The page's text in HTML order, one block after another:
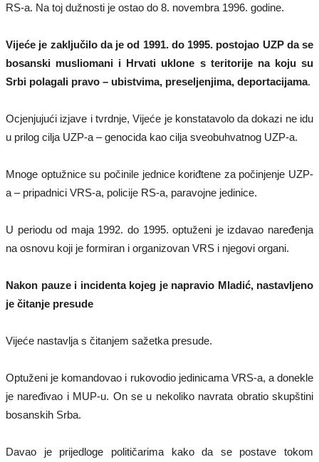
RS-a. Na toj dužnosti je ostao do 8. novembra 1996. godine.
Vijeće je zaključilo da je od 1991. do 1995. postojao UZP da se
bosanski musliomani i Hrvati uklone s teritorije na koju su
Srbi polagali pravo – ubistvima, preseljenjima, deportacijama.
Ocjenjujući izjave i tvrdnje, Vijeće je konstatavolo da dokazi ne idu
u prilog cilja UZP-a – genocida kao cilja sveobuhvatnog UZP-a.
Mnoge optužnice su počinile jednice koriđtene za počinjenje UZP-
a – pripadnici VRS-a, policije RS-a, paravojne jedinice.
U periodu od maja 1992. do 1995. optuženi je izdavao naređenja
na osnovu koji je formiran i organizovan VRS i njegovi organi.
Nakon pauze i incidenta kojeg je napravio Mladić, nastavljeno
je čitanje presude
Vijeće nastavlja s čitanjem sažetka presude.
Optuženi je komandovao i rukovodio jedinicama VRS-a, a donekle
je naređivao i MUP-u. On se u nekoliko navrata obratio skupštini
bosanskih Srba.
Davao je prijedloge političarima kako da se postave tokom